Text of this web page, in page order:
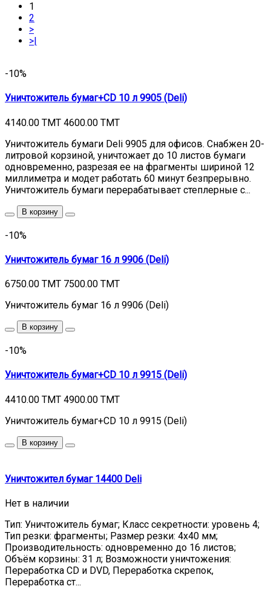
1
2
>
>|
-10%
Уничтожитель бумаг+CD 10 л 9905 (Deli)
4140.00 TMT 4600.00 TMT
Уничтожитель бумаги Deli 9905 для офисов. Снабжен 20-
литровой корзиной, уничтожает до 10 листов бумаги
одновременно, разрезая ее на фрагменты шириной 12
миллиметра и модет работать 60 минут безпрерывно.
Уничтожитель бумаги перерабатывает степлерные с...
В корзину
-10%
Уничтожитель бумаг 16 л 9906 (Deli)
6750.00 TMT 7500.00 TMT
Уничтожитель бумаг 16 л 9906 (Deli)
В корзину
-10%
Уничтожитель бумаг+CD 10 л 9915 (Deli)
4410.00 TMT 4900.00 TMT
Уничтожитель бумаг+CD 10 л 9915 (Deli)
В корзину
Уничтожител бумаг 14400 Deli
Нет в наличии
Тип: Уничтожитель бумаг; Класс секретности: уровень 4;
Тип резки: фрагменты; Размер резки: 4х40 мм;
Производительность: одновременно до 16 листов;
Объём корзины: 31 л; Возможности уничтожения:
Переработка CD и DVD, Переработка скрепок,
Переработка ст...